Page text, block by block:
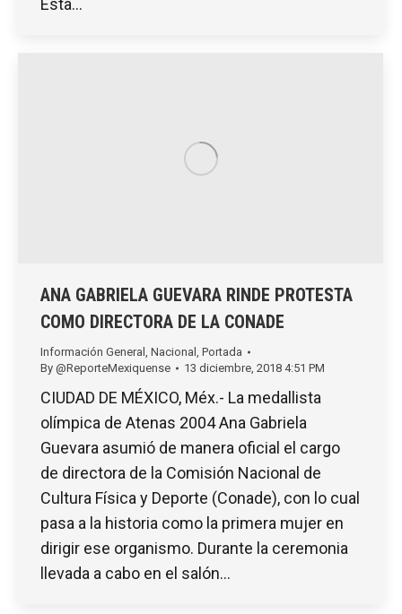
Esta…
ANA GABRIELA GUEVARA RINDE PROTESTA
COMO DIRECTORA DE LA CONADE
Información General Nacional Portada
By @ReporteMexiquense 13 diciembre, 2018 4:51 PM
CIUDAD DE MÉXICO, Méx.- La medallista
olímpica de Atenas 2004 Ana Gabriela
Guevara asumió de manera oficial el cargo
de directora de la Comisión Nacional de
Cultura Física y Deporte (Conade), con lo cual
pasa a la historia como la primera mujer en
dirigir ese organismo. Durante la ceremonia
llevada a cabo en el salón…